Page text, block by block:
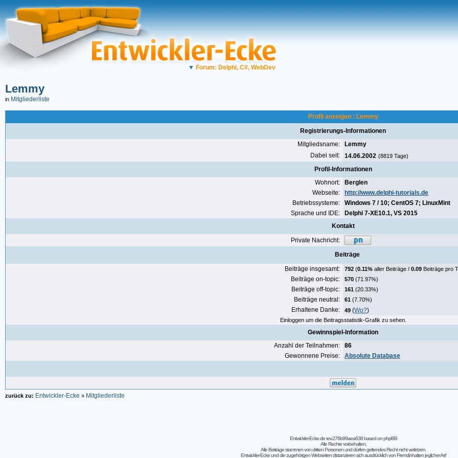
▼ Forum: Delphi, C#, WebDev
Lemmy
in Mitgliederliste
Profil anzeigen : Lemmy
Registrierungs-Informationen
Mitgliedsname:
Lemmy
Dabei seit:
14.06.2002 (8819 Tage)
Profil-Informationen
Wohnort:
Berglen
Webseite:
http://www.delphi-tutorials.de
Betriebssysteme:
Windows 7 / 10; CentOS 7; LinuxMint
Sprache und IDE:
Delphi 7-XE10.1, VS 2015
Kontakt
Private Nachricht:
Beiträge
Beiträge insgesamt:
792 (0.11% aller Beiträge / 0.09 Beiträge pro
Beiträge on-topic: 570 (71.97%)
Beiträge off-topic: 161 (20.33%)
Beiträge neutral: 61 (7.70%)
Erhaltene Danke: 49 (Wo?)
Einloggen um die Beitragsstatistik-Grafik zu sehen.
Gewinnspiel-Information
Anzahl der Teilnahmen:
86
Gewonnene Preise:
Absolute Database
zurück zu: Entwickler-Ecke » Mitgliederliste
Entwickler-Ecke.de rev.276b99aea638based onphpBB
Alle Rechte vorbehalten.
Alle Beiträge stammen von dritten Personen und dürfen geltendes Recht nicht verletzen.
Entwickler-Ecke und die zugehörigen Webseiten distanzieren sich ausdrücklich von Fremdinhalten jeglicher Art!